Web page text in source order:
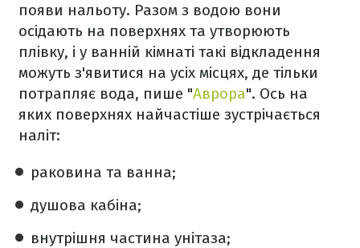
появи нальоту. Разом з водою вони
осідають на поверхнях та утворюють
плівку, і у ванній кімнаті такі відкладення
можуть з'явитися на усіх місцях, де тільки
потрапляє вода, пише "Аврора". Ось на
яких поверхнях найчастіше зустрічається
наліт:
раковина та ванна;
душова кабіна;
внутрішня частина унітаза;